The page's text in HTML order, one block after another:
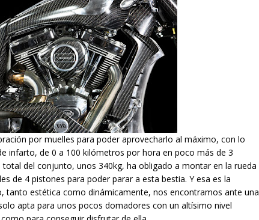
por muelles para poder aprovecharlo al máximo, con lo
infarto, de 0 a 100 kilómetros por hora en poco más de 3
total del conjunto, unos 340kg, ha obligado a montar en la rueda
de 4 pistones para poder parar a esta bestia. Y esa es la
tanto estética como dinámicamente, nos encontramos ante una
apta para unos pocos domadores con un altísimo nivel